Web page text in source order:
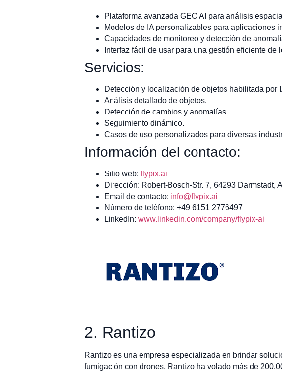
Plataforma avanzada GEO AI para análisis
Modelos de IA personalizables para aplicaciones
Capacidades de monitoreo y detección de
Interfaz fácil de usar para una gestión eficiente de
Servicios:
Detección y localización de objetos habilitada por
Análisis detallado de objetos.
Detección de cambios y anomalías.
Seguimiento dinámico.
Casos de uso personalizados para diversas
Información del contacto:
Sitio web: flypix.ai
Dirección: Robert-Bosch-Str. 7, 64293 Darmstadt,
Email de contacto: info@flypix.ai
Número de teléfono: +49 6151 2776497
LinkedIn: www.linkedin.com/company/flypix-ai
2. Rantizo
Rantizo es una empresa especializada en brindar
fumigación con drones, Rantizo ha volado más de